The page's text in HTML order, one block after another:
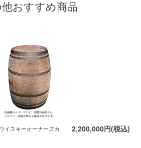
おすすめ商品
2,200,000円(税込)
イスキーオーナーズカ